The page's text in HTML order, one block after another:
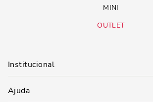
MINI
OUTLET
Institucional
Ajuda